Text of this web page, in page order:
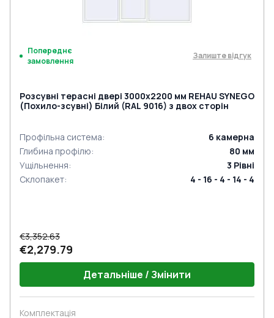
Попереднє
замовлення
Залиште відгук
Розсувні терасні двері 3000x2200 мм REHAU SYNEGO
(Похило-зсувні) Білий (RAL 9016) з двох сторін
Профільна система: 6 камерна
Глибина профілю: 80 мм
Ущільнення: 3 Рівні
Склопакет: 4 - 16 - 4 - 14 - 4
€3,352.63
€2,279.79
Детальніше / Змінити
Комплектація